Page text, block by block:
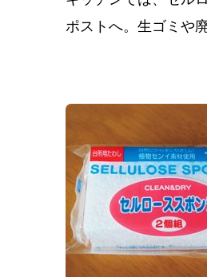
ポストへ。生ゴミや